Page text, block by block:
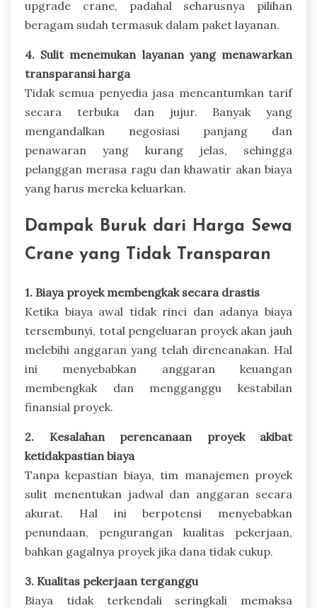
upgrade crane, padahal seharusnya pilihan
beragam sudah termasuk dalam paket layanan.
4. Sulit menemukan layanan yang menawarkan
transparansi harga
Tidak semua penyedia jasa mencantumkan tarif
secara terbuka dan jujur. Banyak yang
mengandalkan negosiasi panjang dan
penawaran yang kurang jelas, sehingga
pelanggan merasa ragu dan khawatir akan biaya
yang harus mereka keluarkan.
Dampak Buruk dari Harga Sewa
Crane yang Tidak Transparan
1. Biaya proyek membengkak secara drastis
Ketika biaya awal tidak rinci dan adanya biaya
tersembunyi, total pengeluaran proyek akan jauh
melebihi anggaran yang telah direncanakan. Hal
ini menyebabkan anggaran keuangan
membengkak dan mengganggu kestabilan
finansial proyek.
2. Kesalahan perencanaan proyek akibat
ketidakpastian biaya
Tanpa kepastian biaya, tim manajemen proyek
sulit menentukan jadwal dan anggaran secara
akurat. Hal ini berpotensi menyebabkan
penundaan, pengurangan kualitas pekerjaan,
bahkan gagalnya proyek jika dana tidak cukup.
3. Kualitas pekerjaan terganggu
Biaya tidak terkendali seringkali memaksa